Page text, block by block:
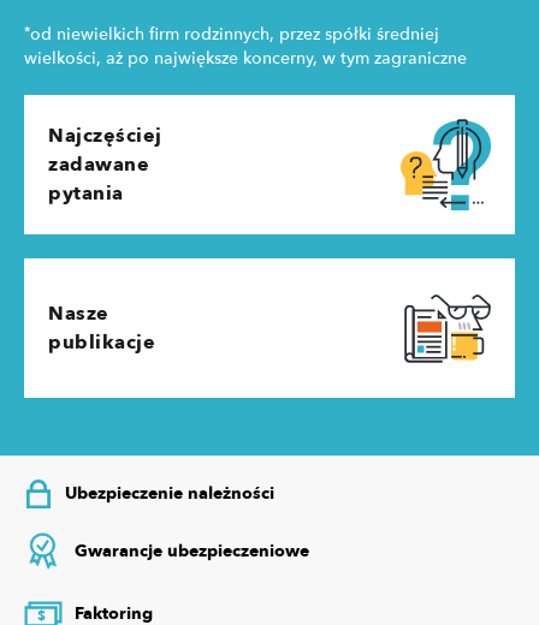
*od niewielkich firm rodzinnych, przez spółki średniej
wielkości, aż po największe koncerny, w tym zagraniczne
Najczęściej
zadawane
pytania
Nasze
publikacje
Ubezpieczenie należności
Gwarancje ubezpieczeniowe
$ Faktoring